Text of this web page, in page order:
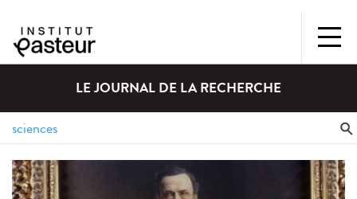
LE JOURNAL DE LA RECHERCHE